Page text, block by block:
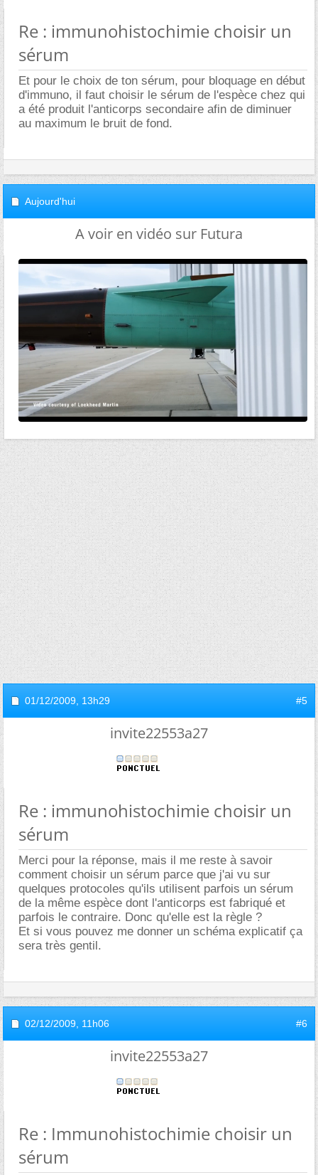
Re : immunohistochimie choisir un
sérum
Et pour le choix de ton sérum, pour bloquage en début
d'immuno, il faut choisir le sérum de l'espèce chez qui
a été produit l'anticorps secondaire afin de diminuer
au maximum le bruit de fond.
Aujourd'hui
A voir en vidéo sur Futura
01/12/2009, 13h29 #5
invite22553a27
Re : immunohistochimie choisir un
sérum
Merci pour la réponse, mais il me reste à savoir
comment choisir un sérum parce que j'ai vu sur
quelques protocoles qu'ils utilisent parfois un sérum
de la même espèce dont l'anticorps est fabriqué et
parfois le contraire. Donc qu'elle est la règle ?
Et si vous pouvez me donner un schéma explicatif ça
sera très gentil.
02/12/2009, 11h06 #6
invite22553a27
Re : Immunohistochimie choisir un
sérum